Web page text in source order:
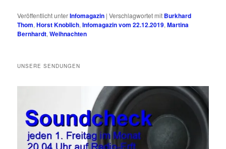
Veröffentlicht unterInfomagazin |Verschlagwortet mit Burkhard
Thom,Horst Knoblich,Infomagazin vom 22.12.2019,Martina
Bernhardt,Weihnachten
UNSERE SENDUNGEN